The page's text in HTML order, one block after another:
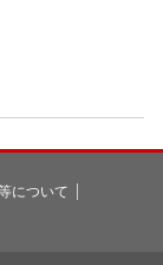
について